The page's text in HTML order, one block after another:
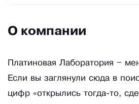
О компании
Платиновая Лаборатория –
Если вы заглянули сюда в
цифр «открылись тогда-то,